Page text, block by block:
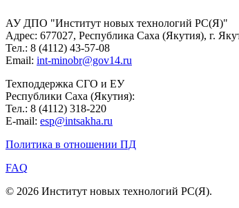
АУ ДПО "Институт новых технологий РС(Я)"
Адрес: 677027, Республика Саха (Якутия), г.
Тел.: 8 (4112) 43-57-08
Email: int-minobr@gov14.ru
Техподдержка СГО и ЕУ
Республики Саха (Якутия):
Тел.: 8 (4112) 318-220
E-mail: esp@intsakha.ru
Политика в отношении ПД
FAQ
© 2026 Институт новых технологий РС(Я).